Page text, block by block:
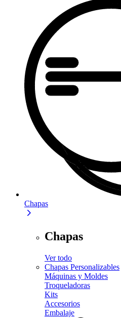
Chapas
Chapas
Ver todo
Chapas Personalizables
Máquinas y Moldes
Troqueladoras
Kits
Accesorios
Embalaje